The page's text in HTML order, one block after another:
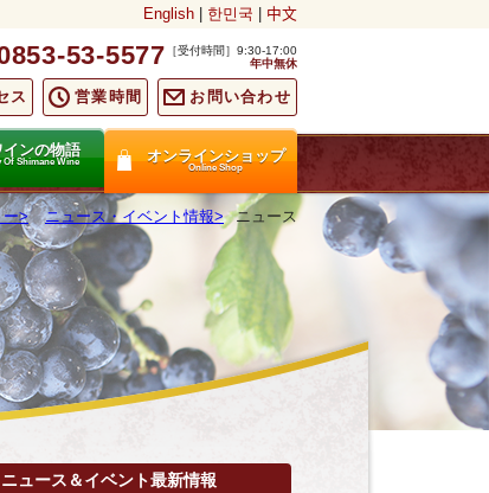
English 한민국 中文
［受付時間］9:30-17:00
年中無休
53-5577
ス お問い合わせ
営業時間
インの物語
Of Shimane Wine オンラインショップ
Online Shop
ー ニュース・イベント情報 ニュース
ニュース＆イベント最新情報